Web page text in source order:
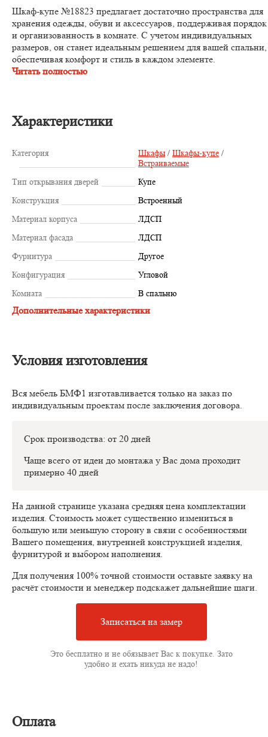
Шкаф-купе №18823 предлагает достаточно пространства для
хранения одежды, обуви и аксессуаров, поддерживая порядок
и организованность в комнате. С учетом индивидуальных
размеров, он станет идеальным решением для вашей спальни,
обеспечивая комфорт и стиль в каждом элементе.
Читать полностью
Характеристики
Категория Шкафы / Шкафы-купе /
Встраиваемые
Тип открывания дверей
Купе
Конструкция
Встроенный
Материал корпуса
ЛДСП
Материал фасада
ЛДСП
Фурнитура
Другое
Конфигурация
Угловой
Комната
В спальню
Дополнительные характеристики
Условия изготовления
Вся мебель БМФ1 изготавливается только на заказ по
индивидуальным проектам после заключения договора.
Срок производства: от 20 дней
Чаще всего от идеи до монтажа у Вас дома проходит
примерно 40 дней
На данной странице указана средняя цена комплектации
изделия. Стоимость может существенно измениться в
большую или меньшую сторону в связи с особенностями
Вашего помещения, внутренней конструкцией изделия,
фурнитурой и выбором наполнения.
Для получения 100% точной стоимости оставьте заявку на
расчёт стоимости и менеджер подскажет дальнейшие шаги.
Записаться на замер
Это бесплатно и не обязывает Вас к покупке. Зато
удобно и ехать никуда не надо!
Оплата